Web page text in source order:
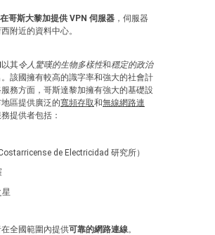
哥斯大黎加提供 VPN 伺服器 ，伺服器
附近的資料中心。
以其令人驚嘆的生物多樣性和穩定的政治
該國擁有較高的識字率和強大的社會計
務方面，哥斯達黎加擁有強大的基礎設
區提供廣泛的寬頻存取和無線網路連
提供者包括：
de Electricidad 研究所）
星
全國範圍內提供可靠的網路連線。